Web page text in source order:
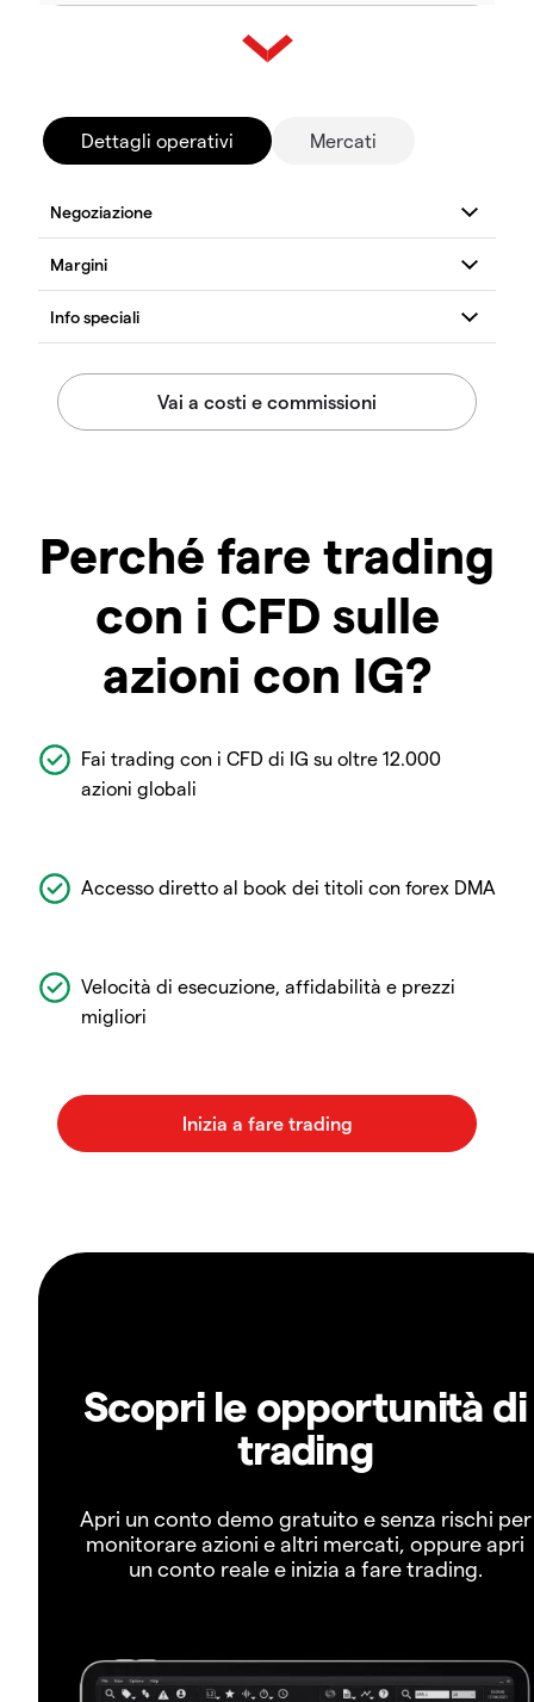
Dettagli operativi Mercati
Perché fare trading
con i CFD sulle
azioni con IG?
Fai trading con i CFD di IG su oltre 12.000
azioni globali
Accesso diretto al book dei titoli con forex DMA
Velocità di esecuzione, affidabilità e prezzi
migliori
Scopri le opportunità di
trading
Apri un conto demo gratuito e senza rischi per
monitorare azioni e altri mercati, oppure apri
un conto reale e inizia a fare trading.